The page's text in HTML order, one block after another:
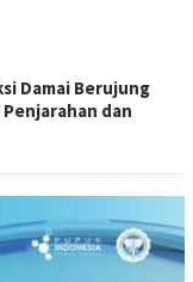
Damai Berujung
dan